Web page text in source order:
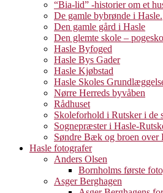
“Bia-lid” -historier om et
De gamle bybrønde i Hasle.
Den gamle gård i Hasle
Den glemte skole –
Hasle Byfoged
Hasle Bys Gader
Hasle Kjøbstad
Hasle Skoles
Nørre Herreds byvåben
Rådhuset
Skoleforhold i Rutsker i de
Sognepræster i Hasle-
Søndre Bæk og broen over
Hasle fotografer
Anders Olsen
Bornholms første
Asger Berghagen